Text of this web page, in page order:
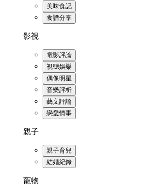
美味食記
食譜分享
影視
電影評論
視聽娛樂
偶像明星
音樂評析
藝文評論
戀愛情事
親子
親子育兒
結婚紀錄
寵物